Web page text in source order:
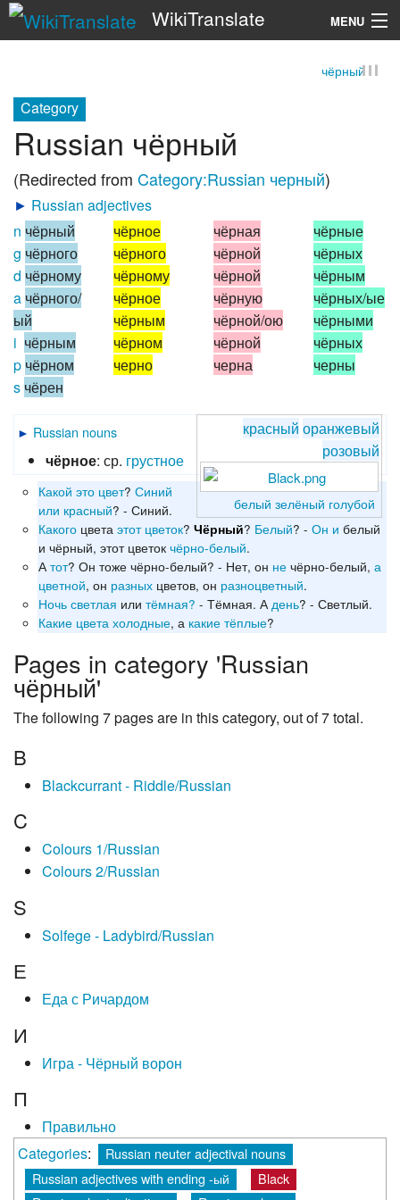
WikiTranslate MENU
чёрный
Category
Russian чёрный
(Redirected from Category:Russian черный)
► Russian adjectives
n чёрный
g чёрного
d чёрному
a чёрного/
ый
i чёрным
p чёрном
s чёрен
чёрное
чёрного
чёрному
чёрное
чёрным
чёрном
черно
чёрная
чёрной
чёрной
чёрную
чёрной/ою
чёрной
черна
чёрные
чёрных
чёрным
чёрных/ые
чёрными
чёрных
черны
красный оранжевый
розовый
белый зелёный голубой
► Russian nouns
чёрное: ср. грустное
Какой это цвет?Синий
или красный? - Синий.
Какого цветаэтот цветок?Чёрный? Белый? -Он и белый
и чёрный, этот цветокчёрно-белый.
Атот? Он тоже чёрно-белый? - Нет, он не чёрно-белый,а
цветной, он разных цветов, он разноцветный.
Ночь светлая илитёмная? - Тёмная. А день? - Светлый.
Какие цвета холодные, а какие тёплые?
Pages in category 'Russian
чёрный'
The following 7 pages are in this category, out of 7 total.
B
Blackcurrant - Riddle/Russian
C
Colours 1/Russian
Colours 2/Russian
S
Solfege - Ladybird/Russian
Е
Еда с Ричардом
И
Игра - Чёрный ворон
П
Правильно
Categories:
Russian neuter adjectival nouns
Russian adjectives with ending -ый
Black